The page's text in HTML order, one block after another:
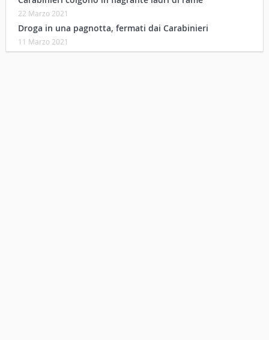
22 Marzo 2021
Droga in una pagnotta, fermati dai Carabinieri
11 Marzo 2021